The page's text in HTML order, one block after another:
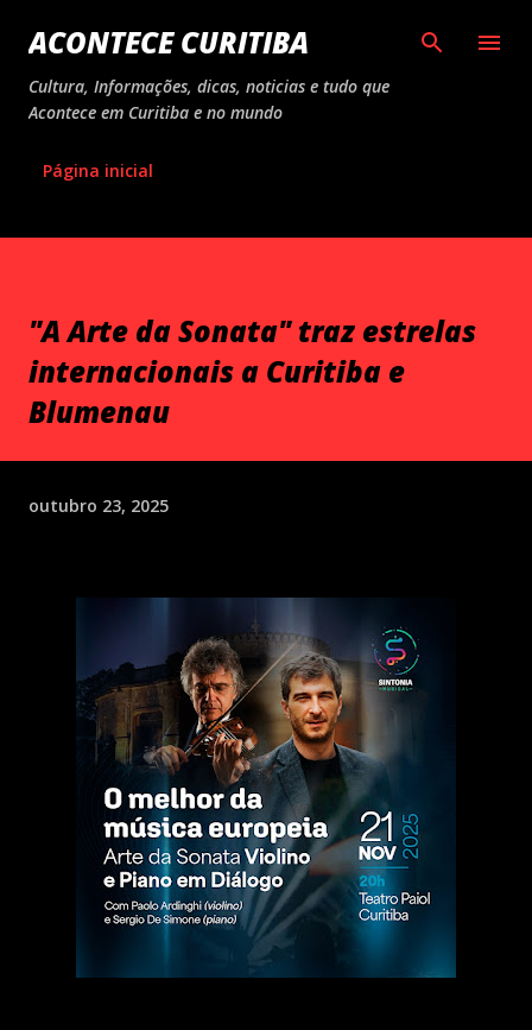
Pular para o conteúdo principal
ACONTECE CURITIBA
Cultura, Informações, dicas, noticias e tudo que
Acontece em Curitiba e no mundo
Página inicial
"A Arte da Sonata" traz estrelas
internacionais a Curitiba e
Blumenau
outubro 23, 2025